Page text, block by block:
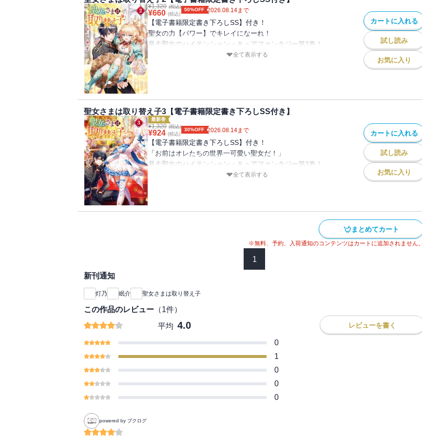
書き下ろし短編「リオ」
【あらすじ】
個性派揃いの魔導騎士団に助けられ、突然、魔獣が蔓延るこの世
界には、君【聖女】の力が必要だと教えられるが・・・・・・
なぜか！「老後の安定のため、聖女業でガッツリ稼がせてもらい
ます！」と前向きに取り組むことに！
最も力を発揮できる「聖歌」は歌えないけど、迫りくる脅威を言
もちろん、「自分」の敵討ちも忘れずに！
をしてしまうと、残された家族が大変だなあ、と考えた結果、本
`)。 ・・・・・・こちらの世界で、全力で幸せになってもらい
たいと思います。
¥1,320 (税込)
¥660 (税込)
50%OFF 2026.08.14まで
【電子書籍限定書き下ろしSS】付き！
聖女の力【パワー】でキレイになーれ！
暴走聖女のハイテンション・キュアファンタジー第2巻！
【あらすじ】
波乱の魔導学園入学式の直後、ナギの元へ狂化魔獣出現の知らせ
が飛び込んできた。治癒魔術が効かない攻撃に甚大な被害が出て
持ち前のノリと勢いを発揮して、一心不乱に人々に癒しを与える
その勢いのまま魔獣凶暴化の原因の魔導鉱石の浄化に向かうと、
「リオ」と同じ孤児院で育った人物が関わっていることがわかっ
のハイテンション・キュアファンタジー第2巻！
著者について
ハッピーエンドスキーのモノカキです。肉親が異世界転生や転移
をしてしまうと、残された家族が大変だなあ、と考えた結果、本
作の主人公は『取り替え子』となりました。その結果、主人公と
`)。 ・・・・・・こちらの世界で、全力で幸せになってもらい
たいと思います。
全て表示する
カートに入れる
試し読み
お気に入り
聖女さまは取り替え子3【電子書籍限定書き下ろしSS付き】
最新巻
¥1,320 (税込)
¥924 (税込)
30%OFF 2026.08.14まで
【電子書籍限定書き下ろしSS】付き！
「お前はオレたちの世界一可愛い聖女だ！」
暴走聖女のハイテンション・キュアファンタジー第3巻！
狂化魔獣を浄化し魔力を使い切ったナギは、雪原に倒れてしま
そんな大ピンチを救ったのは、突如現れた新たな聖女だった。
員が揃い踏み！
を思わず口にするがーー？
「お前は、何があろうとオレたちにとって世界一可愛い聖女だ」
彼女を守る魔導騎士たちに褒め殺しにあい、失った自信を取り戻
すと、誰と比べることもなく、自分らしい聖女になろう！ と決
意。
そんな中、ミロスラヴァ王国各地で、地脈の乱れによるスタンピ
ン・キュアファンタジー第3巻！
全て表示する
カートに入れる
試し読み
お気に入り
まとめてカート
※無料、予約、入荷通知のコンテンツはカートに追加されません。
1
新刊通知
灯乃 眠介 聖女さまは取り替え子
この作品のレビュー （1件）
平均 4.0 レビューを書く
0
1
0
0
0
powered by ブクログ